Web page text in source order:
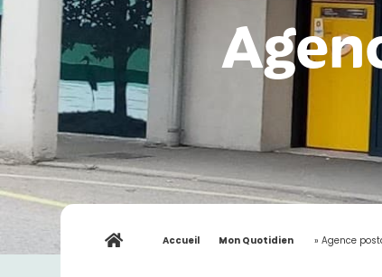
Accueil »
Mon Quotidien »Agence